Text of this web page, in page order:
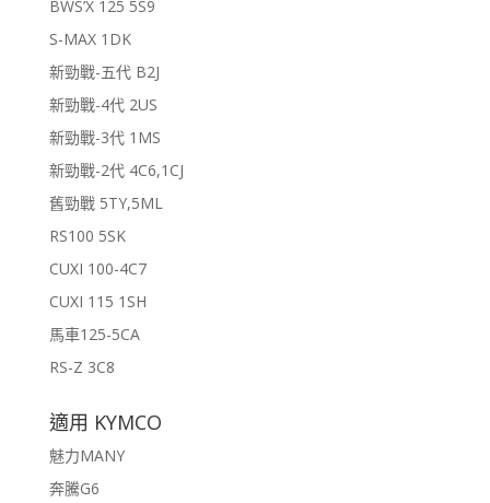
BWS’X 125 5S9
S-MAX 1DK
新勁戰-五代 B2J
新勁戰-4代 2US
新勁戰-3代 1MS
新勁戰-2代 4C6,1CJ
舊勁戰 5TY,5ML
RS100 5SK
CUXI 100-4C7
CUXI 115 1SH
馬車125-5CA
RS-Z 3C8
適用 KYMCO
魅力MANY
奔騰G6